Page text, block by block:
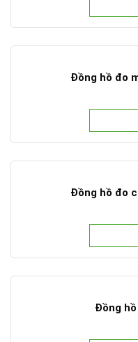
Đồng hồ đo
Đồng hồ đo
Đồng